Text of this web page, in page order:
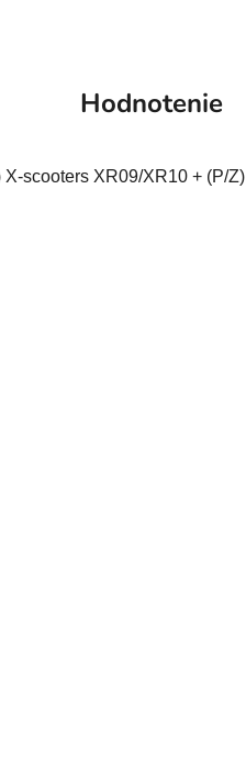
Hodnotenie
scooters XR09/XR10 + (P/Z)